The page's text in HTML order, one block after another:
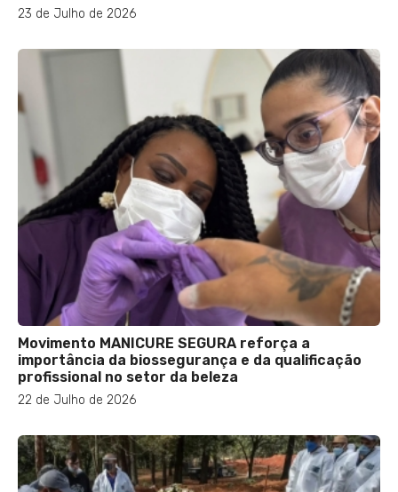
23 de Julho de 2026
Movimento MANICURE SEGURA reforça a
importância da biossegurança e da qualificação
profissional no setor da beleza
22 de Julho de 2026